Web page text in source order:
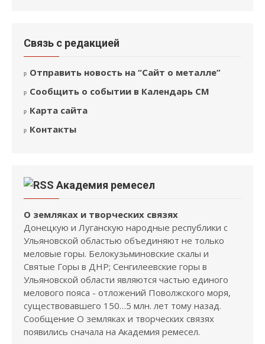
Связь с редакцией
Отправить новость на “Сайт о металле”
Сообщить о событии в Календарь СМ
Карта сайта
Контакты
Академия ремесел
О земляках и творческих связях
Донецкую и Луганскую народные республики с
Ульяновской областью объединяют не только
меловые горы. Белокузьминовские скалы и
Святые Горы в ДНР; Сенгилеевские горы в
Ульяновской области являются частью единого
мелового пояса - отложений Поволжского моря,
существовавшего 150…5 млн. лет тому назад.
Сообщение О земляках и творческих связях
появились сначала на Академия ремесел.